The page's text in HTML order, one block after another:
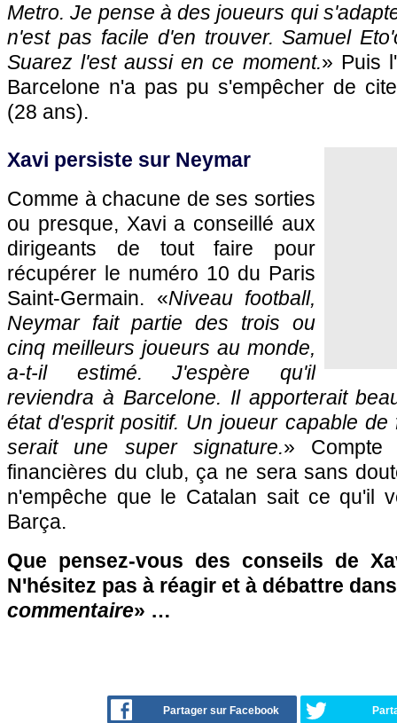
Metro. Je pense à des joueurs qui
n'est pas facile d'en trouver. Samuel
Suarez l'est aussi en ce moment.» Puis
Barcelone n'a pas pu s'empêcher de
(28 ans).
Xavi persiste sur Neymar
Comme à chacune de ses sorties
ou presque, Xavi a conseillé aux
dirigeants de tout faire pour
récupérer le numéro 10 du Paris
Saint-Germain. «Niveau football,
Neymar fait partie des trois ou
cinq meilleurs joueurs au monde,
a-t-il estimé. J'espère qu'il
reviendra à Barcelone. Il apporterait
état d'esprit positif. Un joueur capable
serait une super signature.» Compte
financières du club, ça ne sera sans
n'empêche que le Catalan sait ce qu'il
Barça.
Que pensez-vous des conseils de
N'hésitez pas à réagir et à débattre
commentaire» …
Partager sur Facebook